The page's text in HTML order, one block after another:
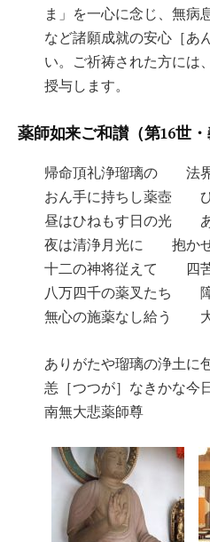
ま」を一心に念じ、無病
など諸願成就の安心［あ
い。ご祈祷された方には
授与します。
薬師如来ご和讃（第16世・
帰命頂礼浄瑠璃の 法
おん手に持ちし薬壺 ひ
昼はひねもす日の光 あ
夜は清浄月光に 抱か
十二の神将従えて 四苦
八万四千の薬叉たち 障
無心の施薬なし給う 大
ありがたや瑠璃の浄土に
恙［つつが］なきかな今
南無大悲薬師尊